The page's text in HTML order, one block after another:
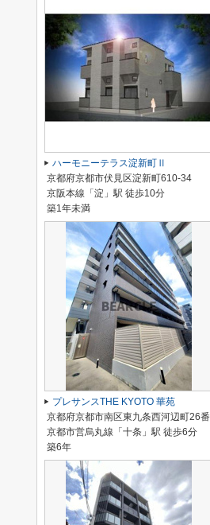
ハーモニーテラス淀新町Ⅱ
京都府京都市伏見区淀新町610-34
京阪本線「淀」駅 徒歩10分
築1年未満
プレサンスTHE KYOTO 華苑
京都府京都市南区東九条西河辺町26番
京都市営烏丸線「十条」駅 徒歩6分
築6年